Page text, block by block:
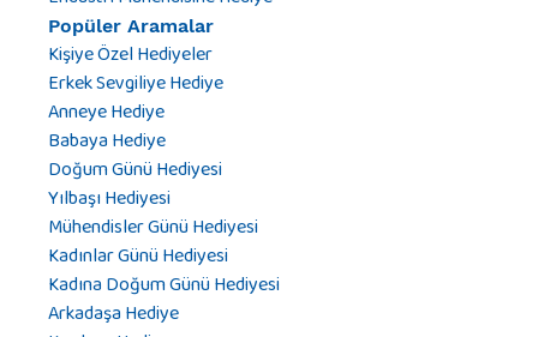
Popüler Aramalar
Kişiye Özel Hediyeler
Erkek Sevgiliye Hediye
Anneye Hediye
Babaya Hediye
Doğum Günü Hediyesi
Yılbaşı Hediyesi
Mühendisler Günü Hediyesi
Kadınlar Günü Hediyesi
Kadına Doğum Günü Hediyesi
Arkadaşa Hediye